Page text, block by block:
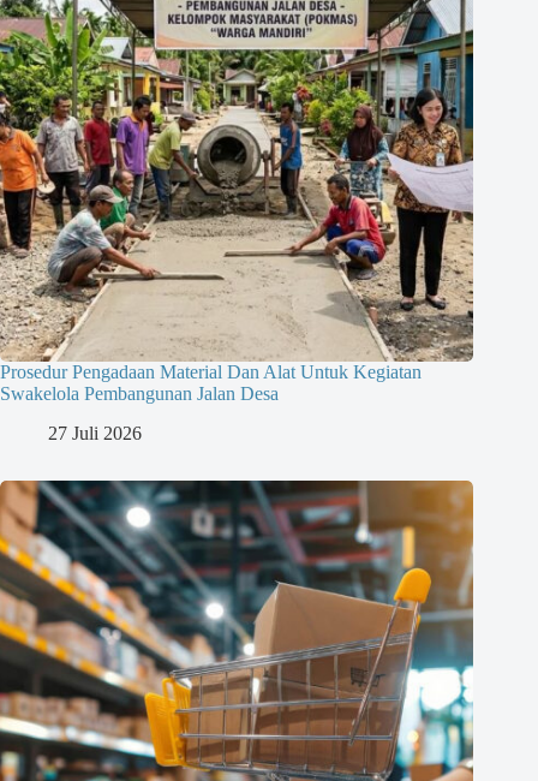
Prosedur Pengadaan Material Dan Alat Untuk Kegiatan
Swakelola Pembangunan Jalan Desa
27 Juli 2026